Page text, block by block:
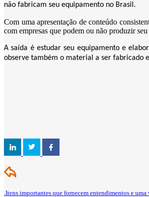
não fabricam seu equipamento no Brasil.
Com uma apresentação de conteúdo
com empresas que podem ou não produzir
A saída é estudar seu equipamento e
observe também o material a ser fabricado
.Itens importantes que fornecem entendimentos e